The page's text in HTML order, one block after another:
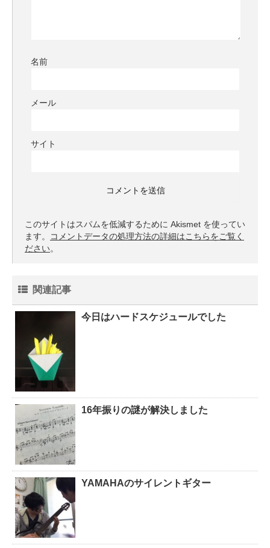
名前
メール
サイト
このサイトはスパムを低減するために Akismet を使ってい
ます。
コメントデータの処理方法の詳細はこちらをご覧く
ださい。
関連記事
今日はハードスケジュールでした
16年振りの謎が解決しました
YAMAHAのサイレントギター